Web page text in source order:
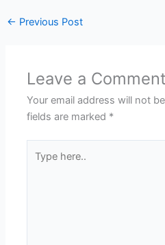
← Previous Post
Leave a Comment
Your email address will not
fields are marked *
here..